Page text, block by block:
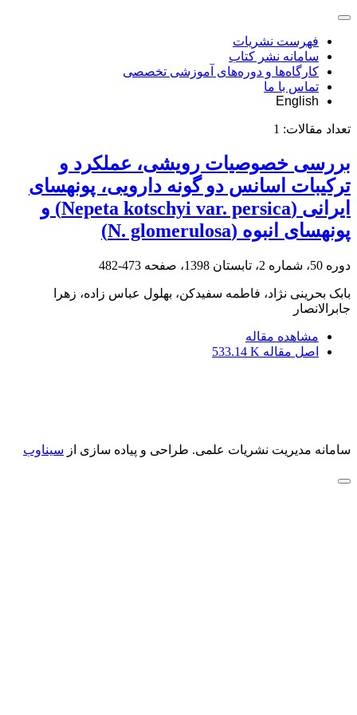
فهرست نشریات
سامانه نشر کتاب
کارگاه‌ها و دوره‌های آموزشی تخصصی
تماس با ما
English
تعداد مقالات: 1
بررسی خصوصیات رویشی، عملکرد و
ترکیبات اسانس دو گونه دارویی، پونه‏سای
ایرانی (Nepeta kotschyi var. persica) و
پونه‏سای انبوه (N. glomerulosa)
دوره 50، شماره 2، تابستان 1398، صفحه 473-482
بابک بحرینی نژاد، فاطمه سفیدکن، بهلول عباس زاده، زهرا
جابرالانصار
مشاهده مقاله
اصل مقاله 533.14 K
سامانه مدیریت نشریات علمی. طراحی و پیاده سازی از سیناوب